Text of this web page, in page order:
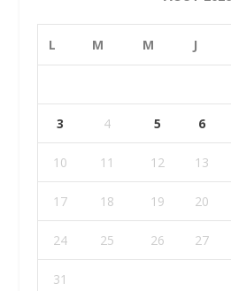
L M M J
3 4 5 6
10 11 12 13
17 18 19 20
24 25 26 27
31